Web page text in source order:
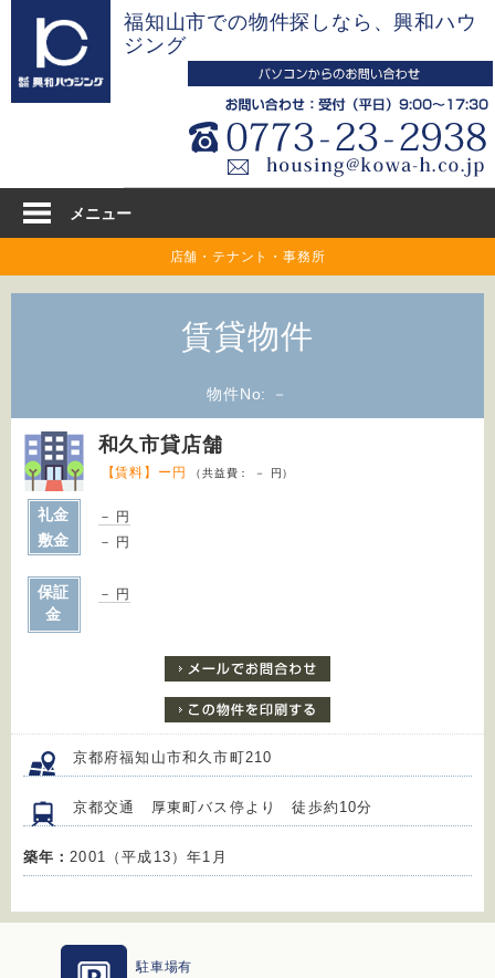
ッ
福知山市での物件探しなら、興和ハウ
ジング
メニュー
店舗・テナント・事務所
賃貸物件
物件No: －
和久市貸店舗
【賃料】ー円 （共益費： － 円）
礼金 － 円
敷金 － 円
保証
金
－ 円
京都府福知山市和久市町210
京都交通 厚東町バス停より 徒歩約10分
築年：2001（平成13）年1月
駐車場有